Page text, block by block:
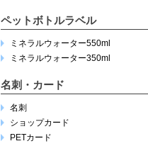
ペットボトルラベル
ミネラルウォーター550ml
ミネラルウォーター350ml
名刺・カード
名刺
ショップカード
PETカード